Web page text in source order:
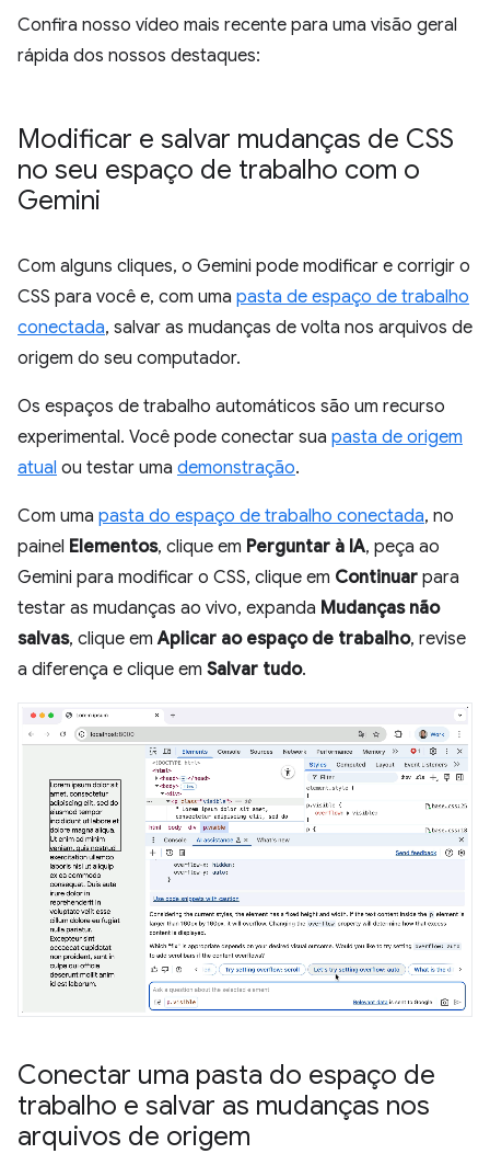
Confira nosso vídeo mais recente para uma visão geral
rápida dos nossos destaques:
Modificar e salvar mudanças de CSS
no seu espaço de trabalho com o
Gemini
Com alguns cliques, o Gemini pode modificar e corrigir o
CSS para você e, com uma pasta de espaço de trabalho
conectada, salvar as mudanças de volta nos arquivos de
origem do seu computador.
Os espaços de trabalho automáticos são um recurso
experimental. Você pode conectar sua pasta de origem
atual ou testar uma demonstração.
Com uma pasta do espaço de trabalho conectada, no
painel Elementos, clique em Perguntar à IA, peça ao
Gemini para modificar o CSS, clique em Continuar para
testar as mudanças ao vivo, expanda Mudanças não
salvas, clique emAplicar ao espaço de trabalho, revise
a diferença e clique em Salvar tudo.
Conectar uma pasta do espaço de
trabalho e salvar as mudanças nos
arquivos de origem